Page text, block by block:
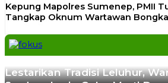
Kepung Mapolres Sumenep, PMII
Tangkap Oknum Wartawan
Previous
Next
Lestarikan Tradisi Leluhur,